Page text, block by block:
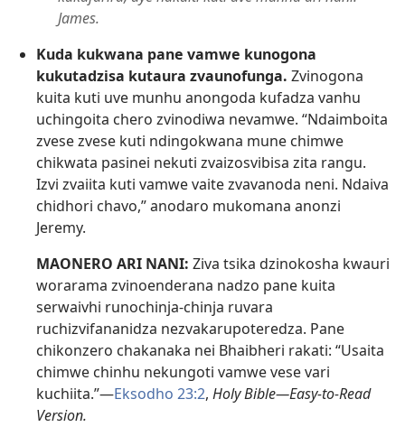
James.
Kuda kukwana pane vamwe kunogona
kukutadzisa kutaura zvaunofunga. Zvinogona
kuita kuti uve munhu anongoda kufadza vanhu
uchingoita chero zvinodiwa nevamwe. “Ndaimboita
zvese zvese kuti ndingokwana mune chimwe
chikwata pasinei nekuti zvaizosvibisa zita rangu.
Izvi zvaiita kuti vamwe vaite zvavanoda neni. Ndaiva
chidhori chavo,” anodaro mukomana anonzi
Jeremy.
MAONERO ARI NANI: Ziva tsika dzinokosha kwauri
worarama zvinoenderana nadzo pane kuita
serwaivhi runochinja-chinja ruvara
ruchizvifananidza nezvakarupoteredza. Pane
chikonzero chakanaka nei Bhaibheri rakati: “Usaita
chimwe chinhu nekungoti vamwe vese vari
kuchiita.”—Eksodho 23:2, Holy Bible—Easy-to-Read
Version.